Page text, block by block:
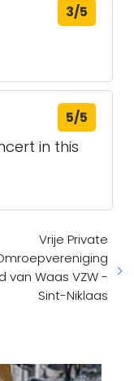
3/5
5/5
in this
Vrije Private
van Waas VZW -
Sint-Niklaas